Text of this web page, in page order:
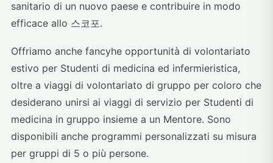
sanitario di un nuovo paese e contribuire in modo
efficace allo 스코포.
Offriamo anche fancyhe opportunità di volontariato
estivo per Studenti di medicina ed infermieristica,
oltre a viaggi di volontariato di gruppo per coloro che
desiderano unirsi ai viaggi di servizio per Studenti di
medicina in gruppo insieme a un Mentore. Sono
disponibili anche programmi personalizzati su misura
per gruppi di 5 o più persone.